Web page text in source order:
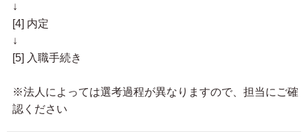
↓
[4] 内定
↓
[5] 入職手続き
※法人によっては選考過程が異なりますので、担当にご確
認ください